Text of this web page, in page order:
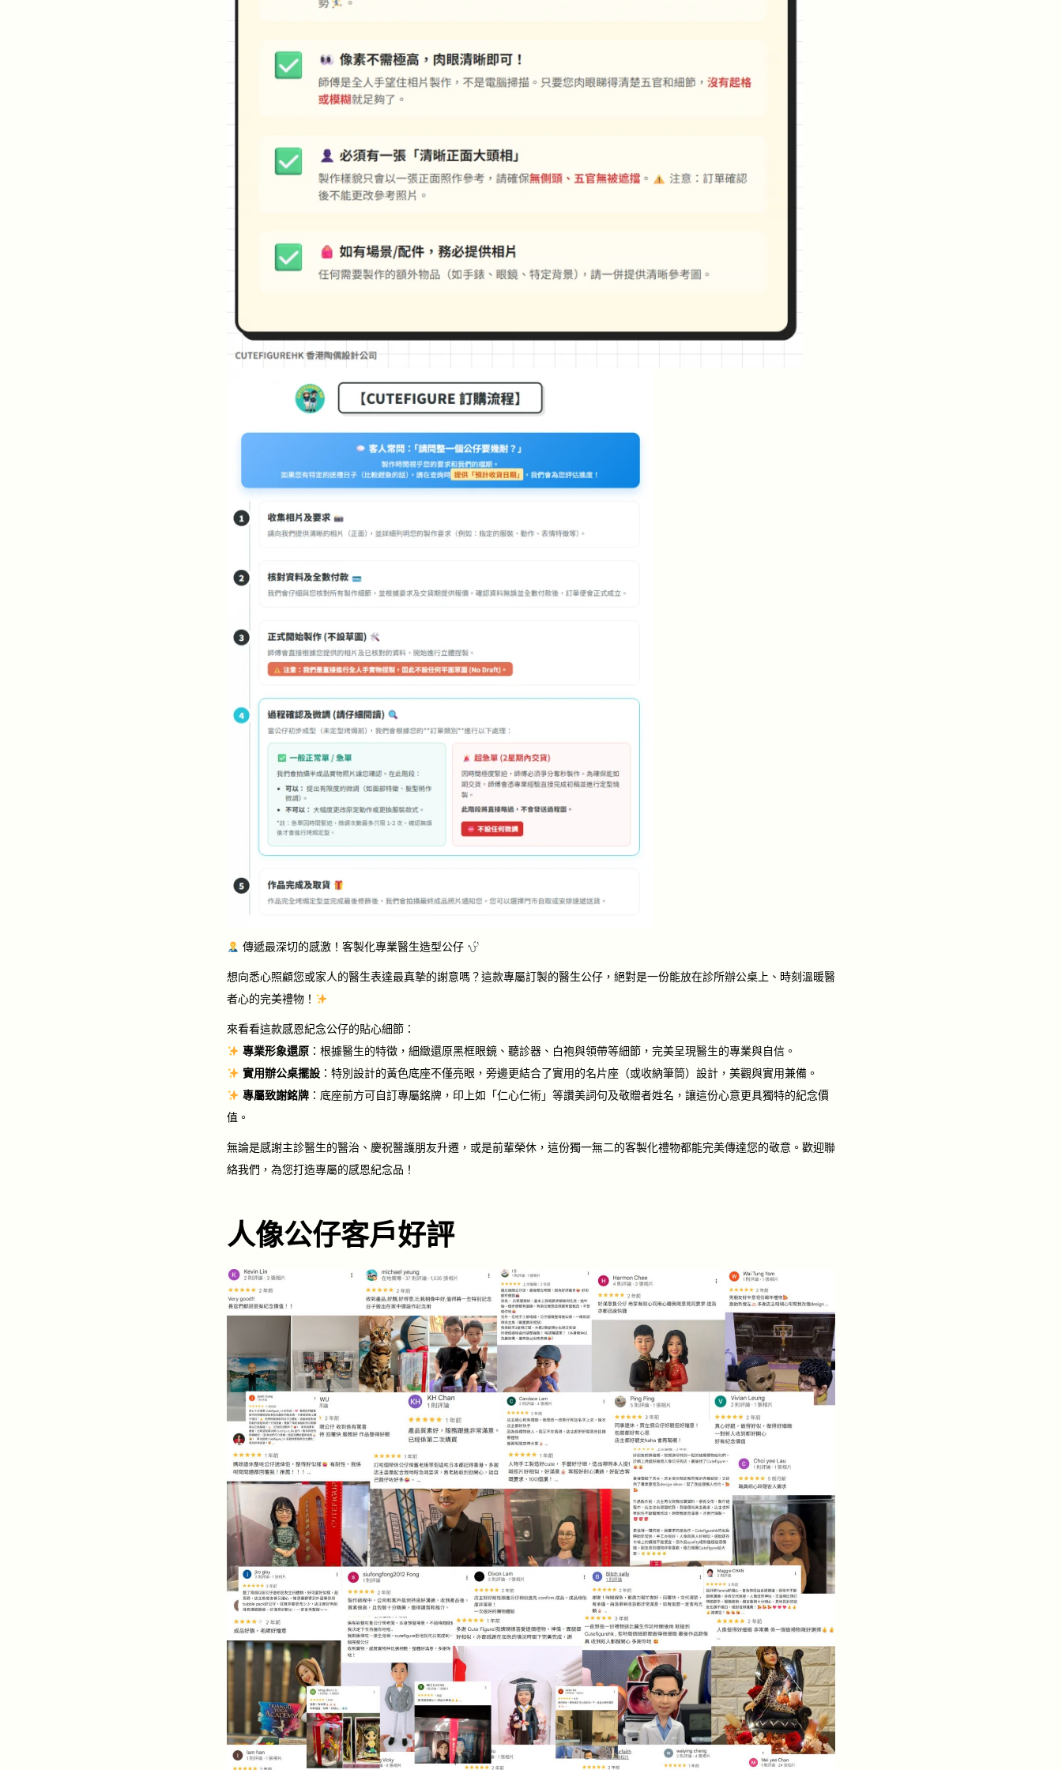
傳遞最深切的感激！客製化專業醫生造型公仔
想向悉心照顧您或家人的醫生表達最真摯的謝意嗎？這款專屬訂製的醫生公仔，絕對是一份能放在診所辦公桌上、時刻溫暖醫
者心的完美禮物！
來看看這款感恩紀念公仔的貼心細節：
專業形象還原：根據醫生的特徵，細緻還原黑框眼鏡、聽診器、白袍與領帶等細節，完美呈現醫生的專業與自信。
實用辦公桌擺設：特別設計的黃色底座不僅亮眼，旁邊更結合了實用的名片座（或收納筆筒）設計，美觀與實用兼備。
專屬致謝銘牌：底座前方可自訂專屬銘牌，印上如「仁心仁術」等讚美詞句及敬贈者姓名，讓這份心意更具獨特的紀念價
值。
無論是感謝主診醫生的醫治、慶祝醫護朋友升遷，或是前輩榮休，這份獨一無二的客製化禮物都能完美傳達您的敬意。歡迎聯
絡我們，為您打造專屬的感恩紀念品！
人像公仔客戶好評